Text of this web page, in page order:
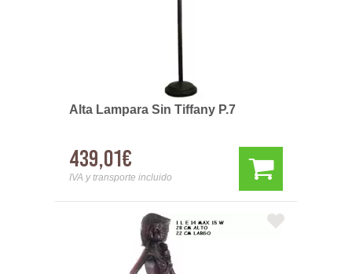
Alta Lampara Sin Tiffany P.7
439,01€
IVA y transporte incluido